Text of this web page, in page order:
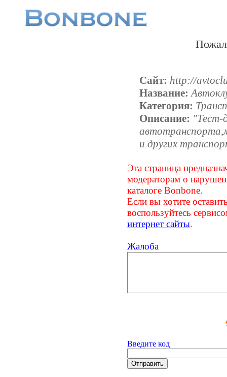
Сайт: http://
Название:
Категория:
Описание: "Тест-
и других
Эта страница
модераторам о
каталоге Bonbone.
Если вы хотите
воспользуйтесь
интернет сайты.
Жалоба
Введите код